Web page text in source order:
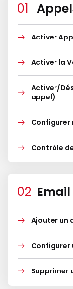
Activer
Activer la
Activer/
appel)
Configurer
Contrôle
Email
Ajouter un
Configurer
Supprimer